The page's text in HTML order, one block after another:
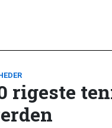
rigeste